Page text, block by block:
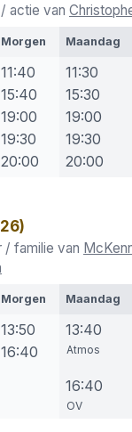
actie van
Morgen Maandag
11:40
15:40
19:00
19:30
20:00
11:30
15:30
19:00
19:30
20:00
/ familie van
Morgen Maandag
13:50
16:40
13:40
Atmos
16:40
OV